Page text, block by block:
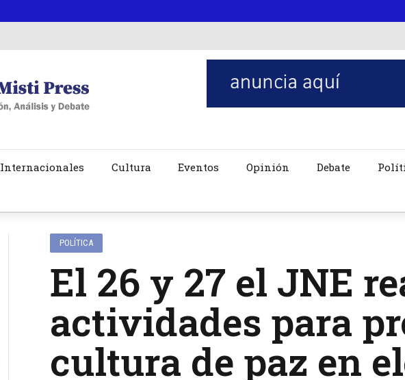
Internacionales Cultura Eventos Opinión Debate
POLÍTICA
El 26 y 27 el JNE
actividades para
cultura de paz en